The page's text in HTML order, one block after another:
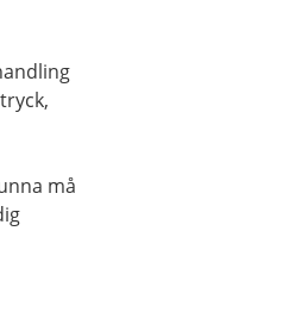
må